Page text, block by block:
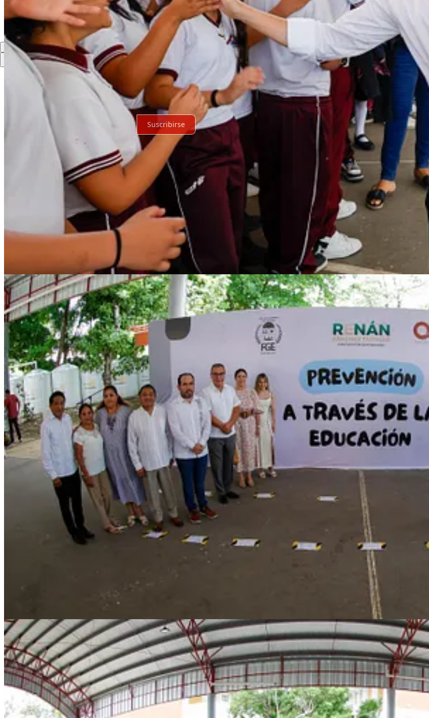
Lo mejor de Último Debates
Por supuesto, sigue adelante.
Suscribirse
© 2026 Expediente Quintana Roo Privacidad∙ Términos Aviso de recolección
Crea tu Substack
es el hogar de la gran cultura